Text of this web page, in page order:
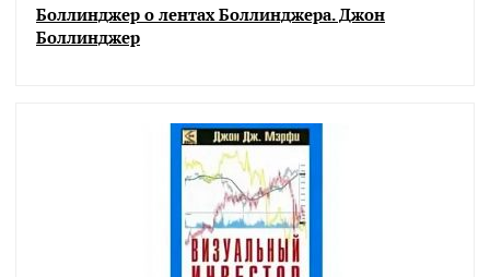
Боллинджер о лентах Боллинджера. Джон
Боллинджер